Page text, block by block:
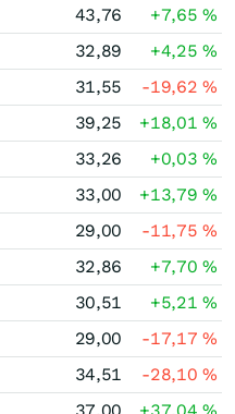
43,76 +7,65%
32,89 +4,25%
31,55 -19,62%
39,25 +18,01%
33,26 +0,03%
33,00 +13,79%
29,00 -11,75%
32,86 +7,70%
30,51 +5,21%
29,00 -17,17%
34,51 -28,10%